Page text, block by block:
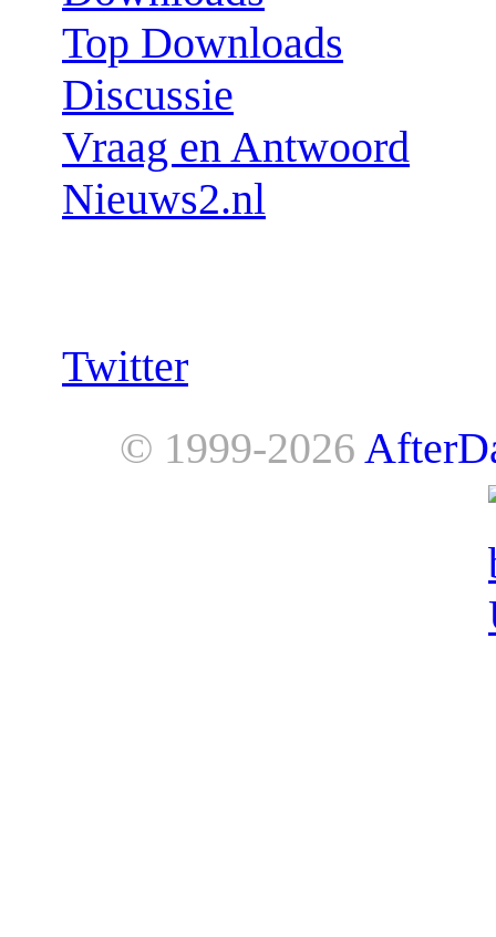
Top Downloads
Discussie
Vraag en Antwoord
Nieuws2.nl
Twitter
© 1999-2026